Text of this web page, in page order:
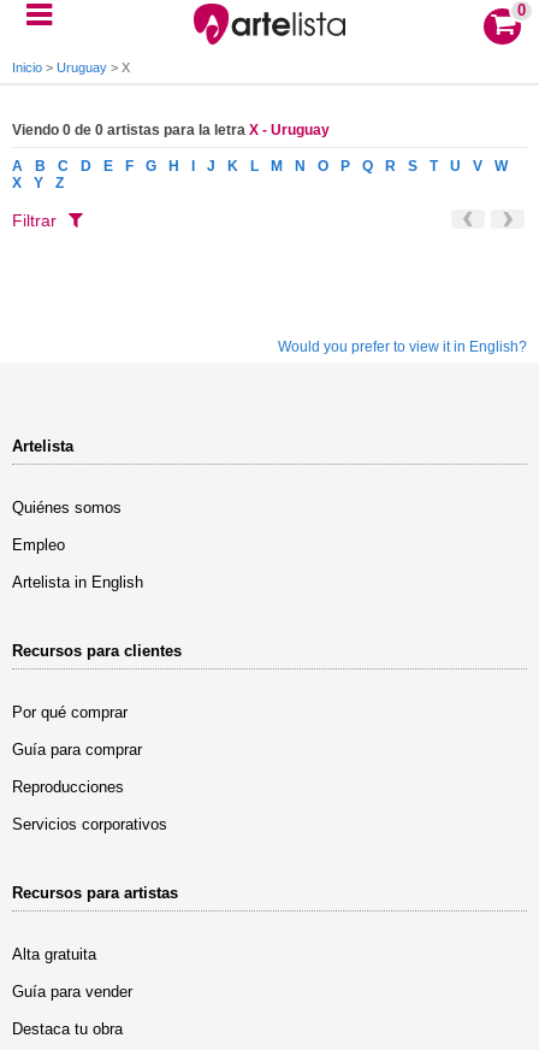
0
Inicio > Uruguay > X
Viendo 0 de 0 artistas para la letra X - Uruguay
A B C D E F G H J K L M N O P Q R S T U V
W
X
Y Z
Filtrar
Would you prefer to view it in English?
Artelista
Quiénes somos
Empleo
Artelista in English
Recursos para clientes
Por qué comprar
Guía para comprar
Reproducciones
Servicios corporativos
Recursos para artistas
Alta gratuita
Guía para vender
Destaca tu obra